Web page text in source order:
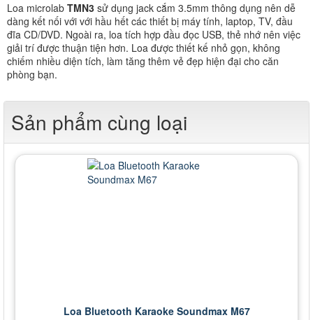
Loa microlab TMN3 sử dụng jack cắm 3.5mm thông dụng nên dễ
dàng kết nối với với hầu hết các thiết bị máy tính, laptop, TV, đầu
đĩa CD/DVD. Ngoài ra, loa tích hợp đầu đọc USB, thẻ nhớ nên việc
giải trí được thuận tiện hơn. Loa được thiết kế nhỏ gọn, không
chiếm nhiều diện tích, làm tăng thêm vẻ đẹp hiện đại cho căn
phòng bạn.
Sản phẩm cùng loại
Loa Bluetooth Karaoke Soundmax M67